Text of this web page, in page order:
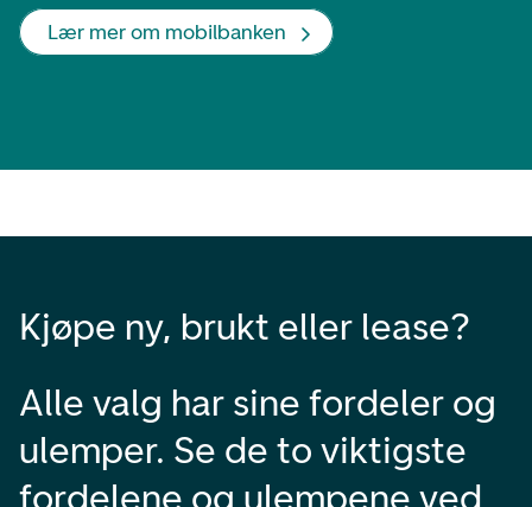
Lær mer om mobilbanken
Kjøpe ny, brukt eller lease?
Alle valg har sine fordeler og
ulemper. Se de to viktigste
fordelene og ulempene ved